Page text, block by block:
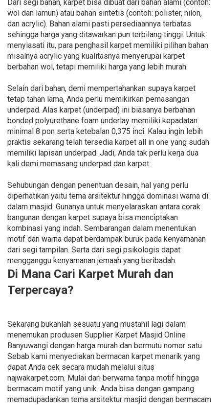
Dari segi bahan, karpet bisa dibuat dari bahan alami (contoh:
wol dan lamun) atau bahan sintetis (contoh: polister, nilon,
dan acrylic). Bahan alami pasti persediaannya terbatas
sehingga harga yang ditawarkan pun terbilang tinggi. Untuk
menyiasati itu, para penghasil karpet memiliki pilihan bahan
misalnya acrylic yang kualitasnya menyerupai karpet
berbahan wol, tetapi memiliki harga yang lebih murah.
Selain dari bahan, demi mempertahankan supaya karpet
tetap tahan lama, Anda perlu memikirkan pemasangan
underpad. Alas karpet (underpad) ini biasanya berbahan
bonded polyurethane foam underlay memiliki kepadatan
minimal 8 pon serta ketebalan 0,375 inci. Kalau ingin lebih
praktis sekarang telah tersedia karpet all in one yang sudah
memiliki lapisan underpad. Jadi, Anda tak perlu kerja dua
kali demi memasang underpad dan karpet.
Sehubungan dengan penentuan desain, hal yang perlu
diperhatikan yaitu tema arsitektur hingga dominasi warna di
dalam masjid. Gunanya untuk menyelaraskan antara corak
bangunan dengan karpet supaya bisa menciptakan
kombinasi yang indah. Sembarangan dalam menentukan
motif dan warna dapat berdampak buruk pada kenyamanan
dari segi tampilan. Serta dari segi psikologis dapat
mengganggu kenyamanan jemaah yang beribadah.
Di Mana Cari Karpet Murah dan
Terpercaya?
Sekarang bukanlah sesuatu yang mustahil lagi dalam
menemukan produsen Supplier Karpet Masjid Online
Banyuwangi dengan harga murah dan bermutu nomor satu.
Sebab kami menyediakan bermacan karpet menarik yang
dapat Anda cek secara mudah melalui situs
najwakarpet.com. Mulai dari berwarna tanpa motif hingga
bermacam motif yang unik. Anda bisa dengan gampang
memadupadankan tema arsitektur masjid dengan bermacam